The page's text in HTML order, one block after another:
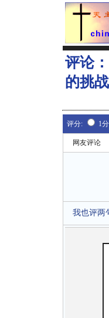
评论：
的挑
评分: 1分
网友评论
我也评两